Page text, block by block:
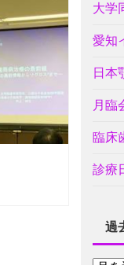
大学
愛知
日本
月臨
臨床
診療
過